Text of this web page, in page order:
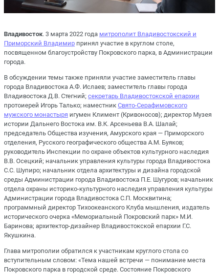
Владивосток. 3 марта 2022 года митрополит Владивостокский и
Приморский Владимир принял участие в круглом столе,
посвященном благоустройству Покровского парка, в Администрации
города.
В обсуждении темы также приняли участие заместитель главы
города Владивостока А.Ф. Ислаев; заместитель главы города
Владивостока Д.В. Стегний; секретарь Владивостокской епархии
протоиерей Игорь Талько; наместник Свято-Серафимовского
мужского монастыря игумен Климент (Кривоносов); директор Музея
истории Дальнего Востока им. В.К. Арсеньева В.А. Шалай;
председатель Общества изучения, Амурского края — Приморского
отделения, Русского географического общества А.М. Буяков;
руководитель Инспекции по охране объектов культурного наследия
В.В. Осецкий; начальник управления культуры города Владивостока
С.С. Шупиро; начальник отдела архитектуры и дизайна городской
среды Администрации города Владивостока П.Е. Шугуров; начальник
отдела охраны историко-культурного наследия управления культуры
Администрации города Владивостока С.П. Москвитина;
программный директор Тихоокеанского Клуба мышления, издатель
исторического очерка «Мемориальный Покровский парк» М.И.
Баринова; архитектор-дизайнер Владивостокской епархии Г.С.
Якушкина.
Глава митрополии обратился к участникам круглого стола со
вступительным словом: «Тема нашей встречи — понимание места
Покровского парка в городской среде. Состояние Покровского